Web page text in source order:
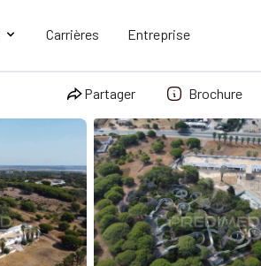
Carrières Entreprise
Partager Brochure